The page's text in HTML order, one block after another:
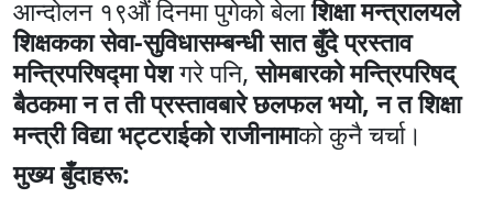
आन्दोलन १९औं दिनमा पुगेको बेलाशिक्षा मन्त्रालयले
शिक्षकका सेवा-सुविधासम्बन्धी सात बुँदे प्रस्ताव
मन्त्रिपरिषद्मा पेशगरे पनि,सोमबारको मन्त्रिपरिषद्
बैठकमा न त ती प्रस्तावबारे छलफल भयो, न त शिक्षा
मन्त्री विद्या भट्टराईको राजीनामाको कुनै चर्चा।
मुख्य बुँदाहरू: